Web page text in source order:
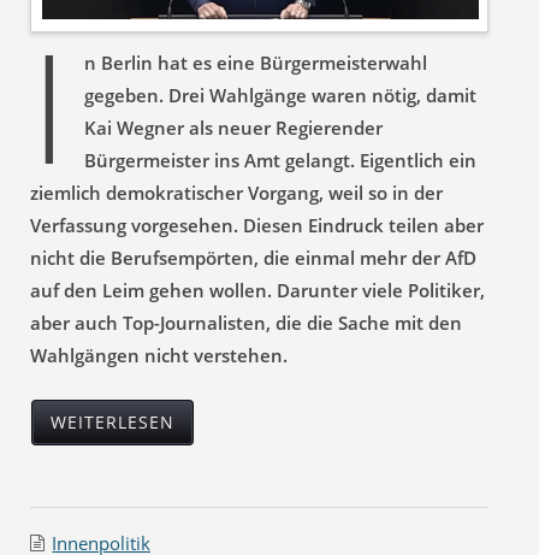
I
n Berlin hat es eine Bürgermeisterwahl
gegeben. Drei Wahlgänge waren nötig, damit
Kai Wegner als neuer Regierender
Bürgermeister ins Amt gelangt. Eigentlich ein
ziemlich demokratischer Vorgang, weil so in der
Verfassung vorgesehen. Diesen Eindruck teilen aber
nicht die Berufsempörten, die einmal mehr der AfD
auf den Leim gehen wollen. Darunter viele Politiker,
aber auch Top-Journalisten, die die Sache mit den
Wahlgängen nicht verstehen.
WEITERLESEN
Innenpolitik